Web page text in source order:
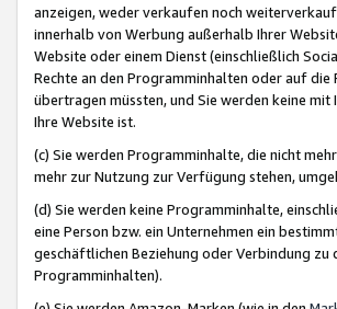
anzeigen, weder verkaufen noch
innerhalb von Werbung außerhalb Ihrer
Website oder einem Dienst (einschließlich
Rechte an den Programminhalten oder auf
übertragen müssten, und Sie werden keine
Ihre Website ist.
(c) Sie werden Programminhalte, die nicht
mehr zur Nutzung zur Verfügung stehen,
(d) Sie werden keine Programminhalte,
eine Person bzw. ein Unternehmen ein
geschäftlichen Beziehung oder Verbindung
Programminhalten).